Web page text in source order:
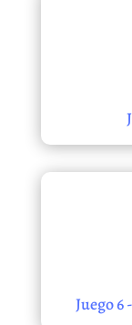
Juego